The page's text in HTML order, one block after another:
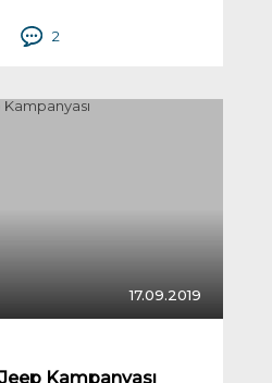
2
17.09.2019
Jeep Kampanyası